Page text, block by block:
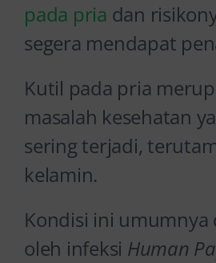
pada pria dan
segera mendapat
Kutil pada pria
masalah kesehatan
sering terjadi,
kelamin.
Kondisi ini umumnya
oleh infeksi Human